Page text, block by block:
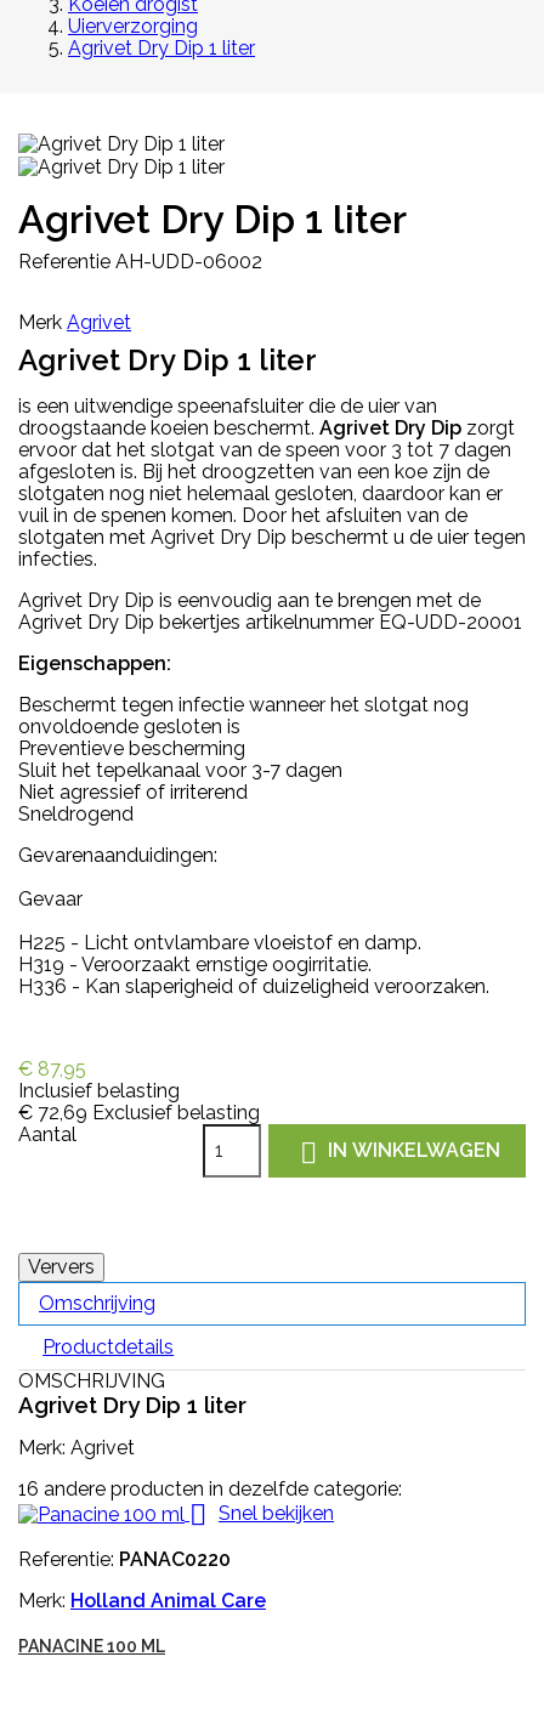
Uierverzorging
Agrivet Dry Dip 1 liter
Agrivet Dry Dip 1 liter
Referentie AH-UDD-06002
Merk Agrivet
Agrivet Dry Dip 1 liter
is een uitwendige speenafsluiter die de uier van
droogstaande koeien beschermt. Agrivet Dry Dip zorgt
ervoor dat het slotgat van de speen voor 3 tot 7 dagen
afgesloten is. Bij het droogzetten van een koe zijn de
slotgaten nog niet helemaal gesloten, daardoor kan er
vuil in de spenen komen. Door het afsluiten van de
slotgaten met Agrivet Dry Dip beschermt u de uier tegen
infecties.
Agrivet Dry Dip is eenvoudig aan te brengen met de
Agrivet Dry Dip bekertjes artikelnummer EQ-UDD-20001
Eigenschappen:
Beschermt tegen infectie wanneer het slotgat nog
onvoldoende gesloten is
Preventieve bescherming
Sluit het tepelkanaal voor 3-7 dagen
Niet agressief of irriterend
Sneldrogend
Gevarenaanduidingen:
Gevaar
H225 - Licht ontvlambare vloeistof en damp.
H319 - Veroorzaakt ernstige oogirritatie.
H336 - Kan slaperigheid of duizeligheid veroorzaken.
€ 87,95
Inclusief belasting
€ 72,69 Exclusief belasting
Aantal
 IN WINKELWAGEN
Omschrijving
Productdetails
OMSCHRIJVING
Agrivet Dry Dip 1 liter
Merk: Agrivet
16 andere producten in dezelfde categorie:
 Snel bekijken
Referentie: PANAC0220
Merk: Holland Animal Care
PANACINE 100 ML